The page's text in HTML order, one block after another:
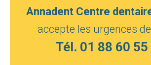
Annadent Centre
accepte les urgences
Tél. 01 88 60 55